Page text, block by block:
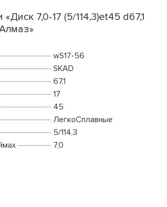
7,0-17 (5/114,3)et45 d67,1
wS17-56
SKAD
67.1
17
45
ЛегкоСплавные
5/114,3
7,0